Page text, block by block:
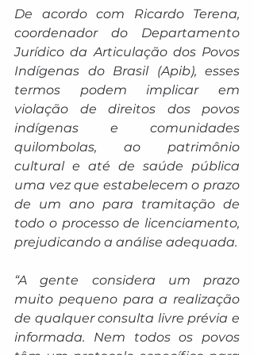
De acordo com Ricardo Terena,
coordenador do Departamento
Jurídico da Articulação dos Povos
Indígenas do Brasil (Apib), esses
termos podem implicar em
violação de direitos dos povos
indígenas e comunidades
quilombolas, ao patrimônio
cultural e até de saúde pública
uma vez que estabelecem o prazo
de um ano para tramitação de
todo o processo de licenciamento,
prejudicando a análise adequada.
“A gente considera um prazo
muito pequeno para a realização
de qualquer consulta livre prévia e
informada. Nem todos os povos